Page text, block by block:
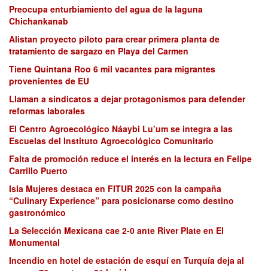
Preocupa enturbiamiento del agua de la laguna
Chichankanab
Alistan proyecto piloto para crear primera planta de
tratamiento de sargazo en Playa del Carmen
Tiene Quintana Roo 6 mil vacantes para migrantes
provenientes de EU
Llaman a sindicatos a dejar protagonismos para defender
reformas laborales
El Centro Agroecológico Náaybi Lu’um se integra a las
Escuelas del Instituto Agroecológico Comunitario
Falta de promoción reduce el interés en la lectura en Felipe
Carrillo Puerto
Isla Mujeres destaca en FITUR 2025 con la campaña
“Culinary Experience” para posicionarse como destino
gastronómico
La Selección Mexicana cae 2-0 ante River Plate en El
Monumental
Incendio en hotel de estación de esquí en Turquía deja al